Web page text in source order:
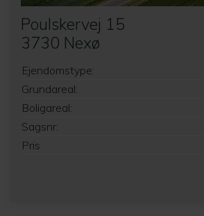
Poulskervej 15
3730 Nexø
Ejendomstype:
Grundareal:
Boligareal:
Sagsnr:
Pris